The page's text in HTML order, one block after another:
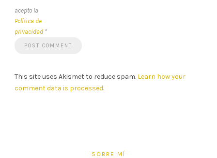
acepto la
Política de
privacidad *
This site uses Akismet to reduce spam. Learn how your
comment data is processed.
SOBRE MÍ